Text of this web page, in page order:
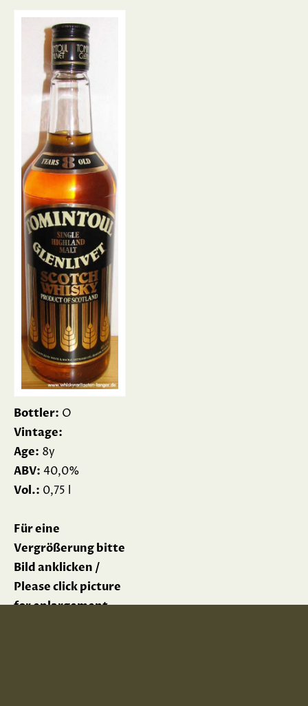
Bottler: O
Vintage:
Age: 8y
ABV: 40,0%
Vol.: 0,75 l
Für eine
Vergrößerung bitte
Bild anklicken /
Please click picture
for enlargement